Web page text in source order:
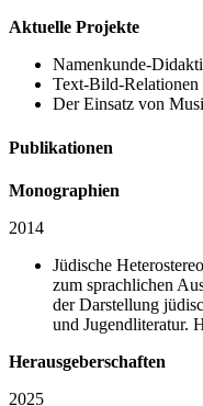
Aktuelle Projekte
Namenkunde-
Text-Bild-
Der Einsatz von
Publikationen
Monographien
2014
Jüdische
zum sprachlichen
der Darstellung
und Jugendliteratur.
Herausgeberschaften
2025